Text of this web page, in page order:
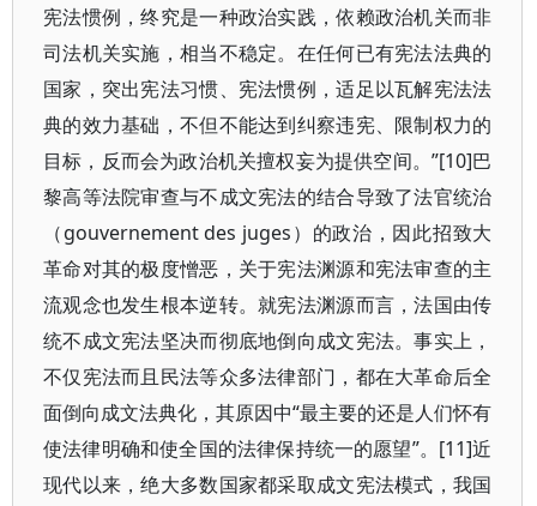
宪法惯例，终究是一种政治实践，依赖政治机关而非
司法机关实施，相当不稳定。在任何已有宪法法典的
国家，突出宪法习惯、宪法惯例，适足以瓦解宪法法
典的效力基础，不但不能达到纠察违宪、限制权力的
目标，反而会为政治机关擅权妄为提供空间。”[10]巴
黎高等法院审查与不成文宪法的结合导致了法官统治
（gouvernement des juges）的政治，因此招致大
革命对其的极度憎恶，关于宪法渊源和宪法审查的主
流观念也发生根本逆转。就宪法渊源而言，法国由传
统不成文宪法坚决而彻底地倒向成文宪法。事实上，
不仅宪法而且民法等众多法律部门，都在大革命后全
面倒向成文法典化，其原因中“最主要的还是人们怀有
使法律明确和使全国的法律保持统一的愿望”。[11]近
现代以来，绝大多数国家都采取成文宪法模式，我国